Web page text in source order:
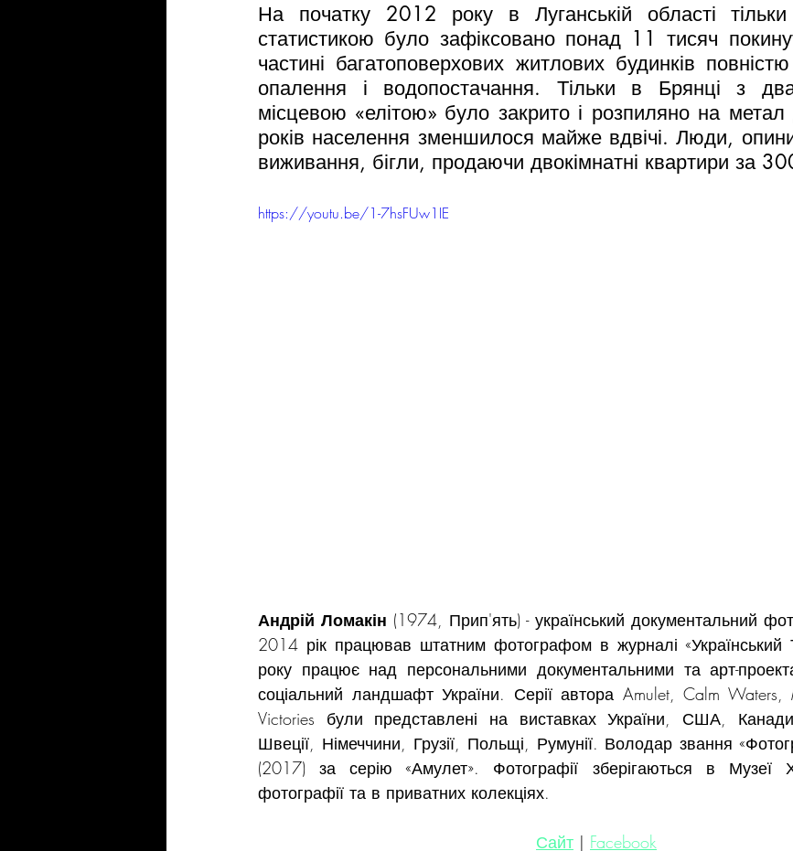
На початку 2012 року в Луганській області
статистикою було зафіксовано понад 11 тисяч
частині багатоповерхових житлових будинків
опалення і водопостачання. Тільки в Брянці з
місцевою «елітою» було закрито і розпиляно на
років населення зменшилося майже вдвічі. Люди,
виживання, бігли, продаючи двокімнатні квартири за
https://youtu.be/1-7hsFUw1IE
Андрій Ломакін (1974, Прип'ять) - український документальний
2014 рік працював штатним фотографом в журналі
року працює над персональними документальними та арт-
соціальний ландшафт України. Серії автора Amulet, Calm Waters,
Victories були представлені на виставках України, США, Канади,
Швеції, Німеччини, Грузії, Польщі, Румунії. Володар звання
(2017) за серію «Амулет». Фотографії зберігаються в Музеї
фотографії та в приватних колекціях.
Сайт | Facebook